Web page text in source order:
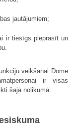
jautājumiem;
ir tiesīgs pieprasīt un
veikšanai Dome
ir visas
šajā nolikumā.